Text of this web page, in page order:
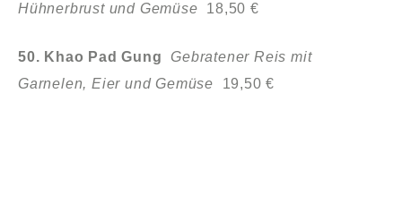
Hühnerbrust und Gemüse 18,50 €
50. Khao Pad Gung
Gebratener Reis mit
Garnelen, Eier und Gemüse 19,50 €